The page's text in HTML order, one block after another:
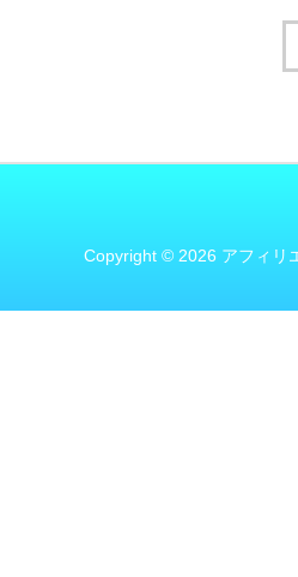
Copyright © 2026 アフィリ